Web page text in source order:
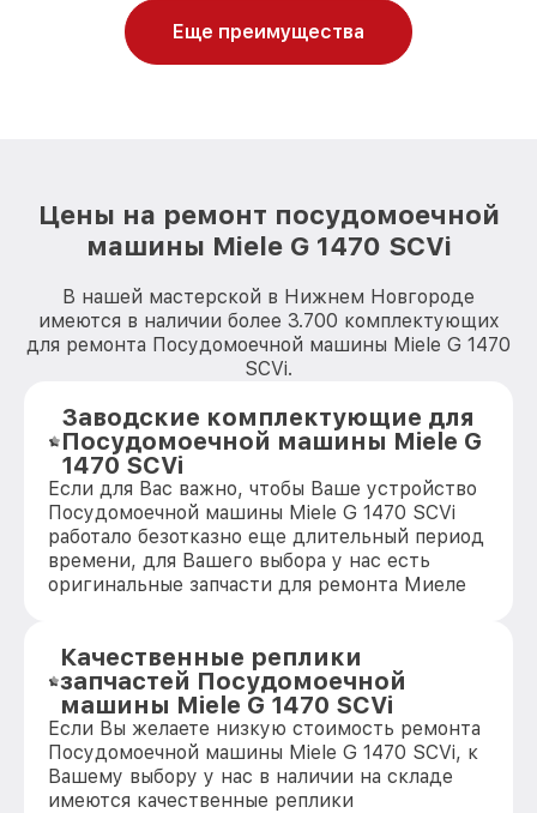
Еще преимущества
Цены на ремонт посудомоечной
машины Miele G 1470 SCVi
В нашей мастерской в Нижнем Новгороде
имеются в наличии более 3.700 комплектующих
для ремонта Посудомоечной машины Miele G 1470
SCVi.
Заводские комплектующие для
Посудомоечной машины Miele G
1470 SCVi
Если для Вас важно, чтобы Ваше устройство
Посудомоечной машины Miele G 1470 SCVi
работало безотказно еще длительный период
времени, для Вашего выбора у нас есть
оригинальные запчасти для ремонта Миеле
Качественные реплики
запчастей Посудомоечной
машины Miele G 1470 SCVi
Если Вы желаете низкую стоимость ремонта
Посудомоечной машины Miele G 1470 SCVi, к
Вашему выбору у нас в наличии на складе
имеются качественные реплики